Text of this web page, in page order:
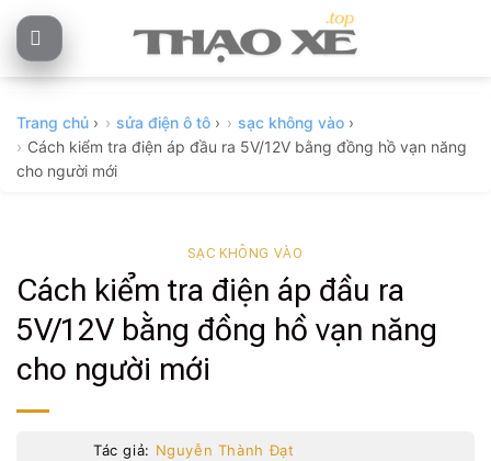
Skip
to
Trang chủ › sửa điện ô tô › sạc không vào ›
Cách kiểm tra điện áp đầu ra 5V/12V bằng đồng hồ vạn năng
cho người mới
SẠC KHÔNG VÀO
Cách kiểm tra điện áp đầu ra
5V/12V bằng đồng hồ vạn năng
cho người mới
Tác giả: Nguyễn Thành Đạt